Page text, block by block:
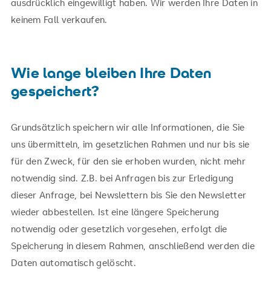
ausdrücklich eingewilligt haben. Wir werden Ihre Daten in
keinem Fall verkaufen.
Wie lange bleiben Ihre Daten
gespeichert?
Grundsätzlich speichern wir alle Informationen, die Sie
uns übermitteln, im gesetzlichen Rahmen und nur bis sie
für den Zweck, für den sie erhoben wurden, nicht mehr
notwendig sind. Z.B. bei Anfragen bis zur Erledigung
dieser Anfrage, bei Newslettern bis Sie den Newsletter
wieder abbestellen. Ist eine längere Speicherung
notwendig oder gesetzlich vorgesehen, erfolgt die
Speicherung in diesem Rahmen, anschließend werden die
Daten automatisch gelöscht.